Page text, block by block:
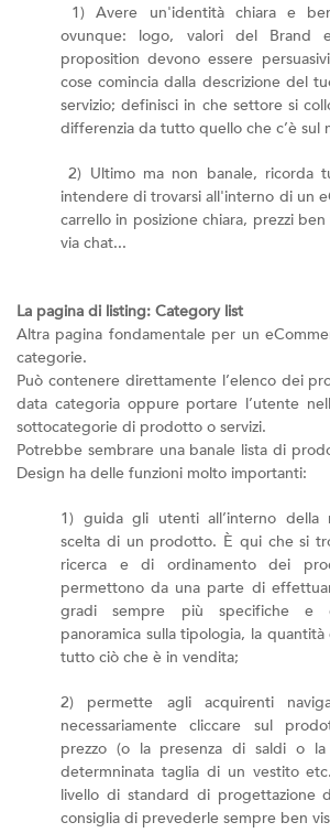
1) Avere un'identità chiara e
ovunque: logo, valori del Brand
proposition devono essere
cose comincia dalla descrizione del
servizio; definisci in che settore si
differenzia da tutto quello che c’è sul
2) Ultimo ma non banale, ricorda
intendere di trovarsi all'interno di un
carrello in posizione chiara, prezzi
via chat...
La pagina di listing: Category list
Altra pagina fondamentale per un
categorie.
Può contenere direttamente l’elenco dei
data categoria oppure portare l’utente
sottocategorie di prodotto o servizi.
Potrebbe sembrare una banale lista di
Design ha delle funzioni molto importanti:
1) guida gli utenti all’interno della
scelta di un prodotto. È qui che si
ricerca e di ordinamento dei
permettono da una parte di
gradi sempre più specifiche e
panoramica sulla tipologia, la
tutto ciò che è in vendita;
2) permette agli acquirenti
necessariamente cliccare sul
prezzo (o la presenza di saldi o
determninata taglia di un vestito
livello di standard di progettazione
consiglia di prevederle sempre ben